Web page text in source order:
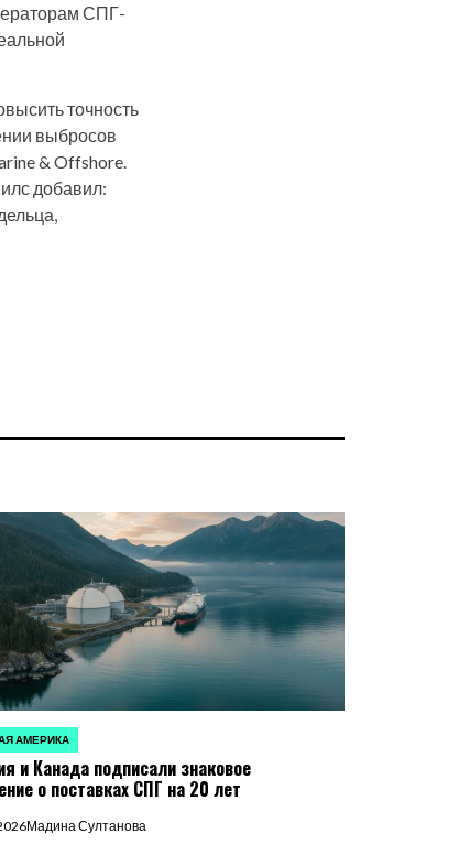
СПГ-
точность
выбросов
& Offshore.
добавил:
АМЕРИКА
и Канада подписали знаковое
о поставках СПГ на 20 лет
Мадина Султанова